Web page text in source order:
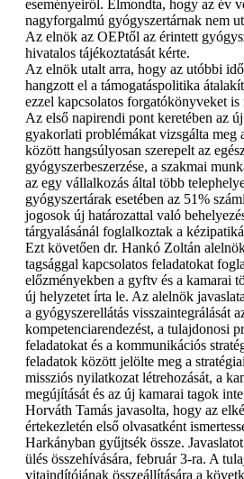
eseményeiről. Elmondta, hogy az év
nagyforgalmú gyógyszertárnak nem
Az elnök az OEPtől az érintett
hivatalos tájékoztatását kérte.
Az elnök utalt arra, hogy az utóbbi
hangzott el a támogatáspolitika
ezzel kapcsolatos forgatókönyveket is
Az első napirendi pont keretében az
gyakorlati problémákat vizsgálta meg
között hangsúlyosan szerepelt az
gyógyszerbeszerzése, a szakmai
az egy vállalkozás által több
gyógyszertárak esetében az 51%
jogosok új határozattal való
tárgyalásánál foglalkoztak a
Ezt követően dr. Hankó Zoltán
tagsággal kapcsolatos feladatokat
előzményekben a gyftv és a kamarai
új helyzetet írta le. Az alelnök
a gyógyszerellátás visszaintegrálását
kompetenciarendezést, a tulajdonosi
feladatokat és a kommunikációs
feladatok között jelölte meg a
missziós nyilatkozat létrehozását, a
megújítását és az új kamarai tagok
Horváth Tamás javasolta, hogy az
értekezletén első olvasatként
Harkányban gyűjtsék össze.
ülés összehívására, február 3-ra. A
vitaindítójának összeállítására a